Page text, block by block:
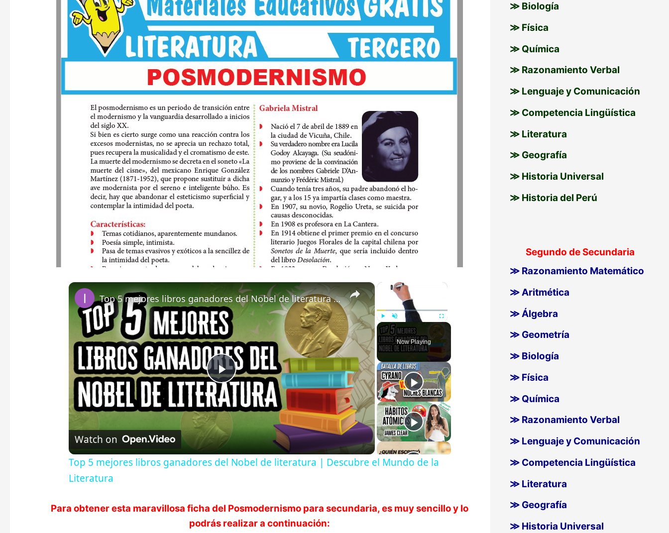
×
Play Unmute Fullscreen
Now Playing
×
P
l
a
V
Top 5 mejores libros ganadores del Nobel de literatura | Descubre el Mundo de la Literatura
Watch on
Top 5 mejores libros ganadores del Nobel de literatura | Descubre el Mundo de la
Literatura
Para obtener esta maravillosa ficha del Posmodernismo para secundaria, es muy sencillo y lo
podrás realizar a continuación:
≫ Biología
≫ Física
≫ Química
≫ Razonamiento Verbal
≫ Lenguaje y Comunicación
≫ Competencia Lingüística
≫ Literatura
≫ Geografía
≫ Historia Universal
≫ Historia del Perú
Segundo de Secundaria
≫ Razonamiento Matemático
≫ Aritmética
≫ Álgebra
≫ Geometría
≫ Biología
≫ Física
≫ Química
≫ Razonamiento Verbal
≫ Lenguaje y Comunicación
≫ Competencia Lingüística
≫ Literatura
≫ Geografía
≫ Historia Universal